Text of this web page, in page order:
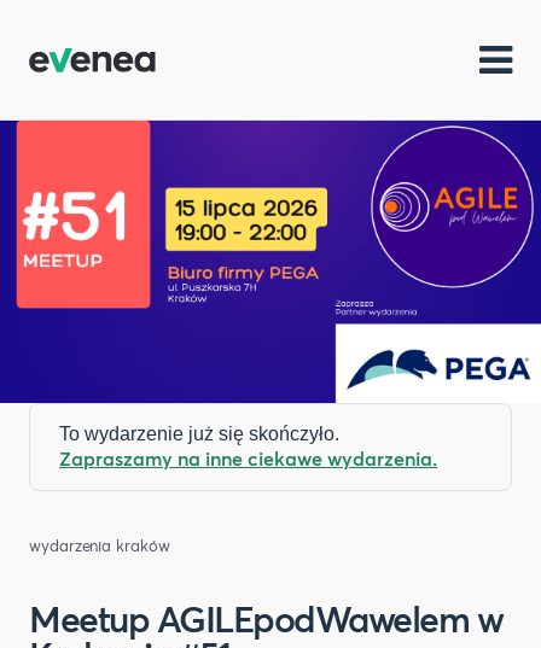
To wydarzenie już się skończyło.
Zapraszamy na inne ciekawe wydarzenia.
wydarzenia kraków
Meetup AGILEpodWawelem w